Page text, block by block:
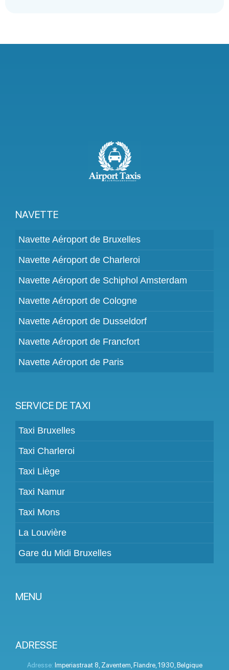
NAVETTE
Navette Aéroport de Bruxelles
Navette Aéroport de Charleroi
Navette Aéroport de Schiphol Amsterdam
Navette Aéroport de Cologne
Navette Aéroport de Dusseldorf
Navette Aéroport de Francfort
Navette Aéroport de Paris
SERVICE DE TAXI
Taxi Bruxelles
Taxi Charleroi
Taxi Liège
Taxi Namur
Taxi Mons
La Louvière
Gare du Midi Bruxelles
MENU
Tarifs
Espace Client
ADRESSE
Adresse: Imperiastraat 8 Zaventem Flandre, 1930 Belgique